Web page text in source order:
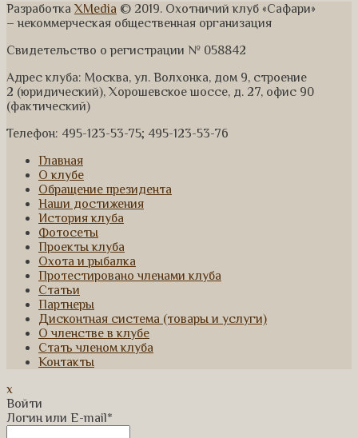
Разработка XMedia © 2019. Охотничий клуб «Сафари»
– некоммерческая общественная организация
Свидетельство о регистрации № 058842
Адрес клуба: Москва, ул. Волхонка, дом 9, строение
2 (юридический), Хорошевское шоссе, д. 27, офис 90
(фактический)
Телефон: 495-123-53-75; 495-123-53-76
Главная
О клубе
Обращение президента
Наши достижения
История клуба
Фотосеты
Проекты клуба
Охота и рыбалка
Протестировано членами клуба
Статьи
Партнеры
Дисконтная система (товары и услуги)
О членстве в клубе
Стать членом клуба
Контакты
x
Войти
Логин или E-mail*